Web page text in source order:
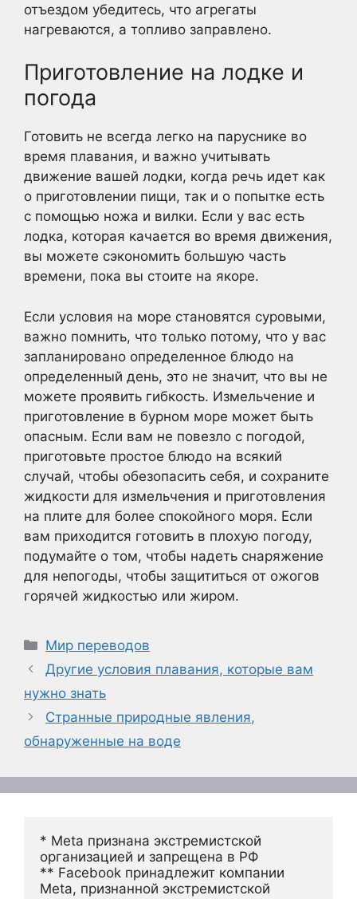
отъездом убедитесь, что агрегаты
нагреваются, а топливо заправлено.
Приготовление на лодке и
погода
Готовить не всегда легко на паруснике во
время плавания, и важно учитывать
движение вашей лодки, когда речь идет как
о приготовлении пищи, так и о попытке есть
с помощью ножа и вилки. Если у вас есть
лодка, которая качается во время движения,
вы можете сэкономить большую часть
времени, пока вы стоите на якоре.
Если условия на море становятся суровыми,
важно помнить, что только потому, что у вас
запланировано определенное блюдо на
определенный день, это не значит, что вы не
можете проявить гибкость. Измельчение и
приготовление в бурном море может быть
опасным. Если вам не повезло с погодой,
приготовьте простое блюдо на всякий
случай, чтобы обезопасить себя, и сохраните
жидкости для измельчения и приготовления
на плите для более спокойного моря. Если
вам приходится готовить в плохую погоду,
подумайте о том, чтобы надеть снаряжение
для непогоды, чтобы защититься от ожогов
горячей жидкостью или жиром.
Рубрики
Мир переводов
Другие условия плавания, которые вам
нужно знать
Странные природные явления,
обнаруженные на воде
* Meta признана экстремистской
организацией и запрещена в РФ
** Facebook принадлежит компании
Meta, признанной экстремистской